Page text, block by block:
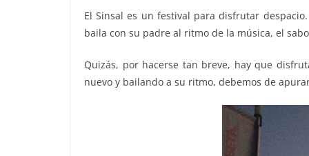
El Sinsal es un festival para disfrutar
baila con su padre al ritmo de la música, el
Quizás, por hacerse tan breve, hay que
nuevo y bailando a su ritmo, debemos de